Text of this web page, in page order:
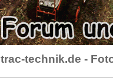
trac-technik.de -